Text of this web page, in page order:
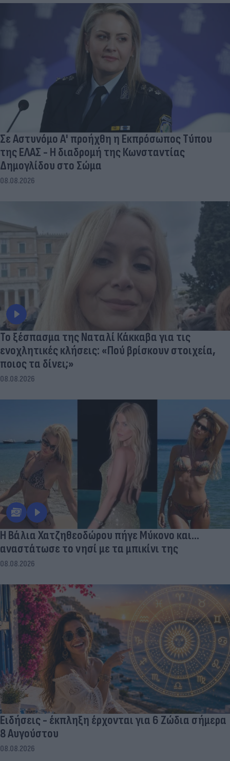
Σε Αστυνόμο Α' προήχθη η Εκπρόσωπος Τύπου
της ΕΛΑΣ - Η διαδρομή της Κωνσταντίας
Δημογλίδου στο Σώμα
08.08.2026
Το ξέσπασμα της Ναταλί Κάκκαβα για τις
ενοχλητικές κλήσεις: «Πού βρίσκουν στοιχεία,
ποιος τα δίνει;»
08.08.2026
Η Βάλια Χατζηθεοδώρου πήγε Μύκονο και...
αναστάτωσε το νησί με τα μπικίνι της
08.08.2026
Ειδήσεις - έκπληξη έρχονται για 6 Ζώδια σήμερα
8 Αυγούστου
08.08.2026